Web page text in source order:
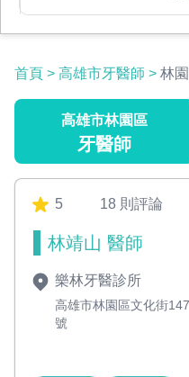
首頁 > 高雄市牙醫師 > 林
高雄市林園區
牙醫師
5 18 則評論
林靖山 醫師
樂林牙醫診所
高雄市林園區文化街147
號